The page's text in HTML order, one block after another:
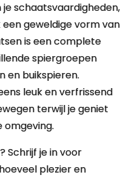
schaatsvaardigheden,
geweldige vorm van
is een complete
spiergroepen
en buikspieren.
leuk en verfrissend
terwijl je geniet
omgeving.
Schrijf je in voor
plezier en